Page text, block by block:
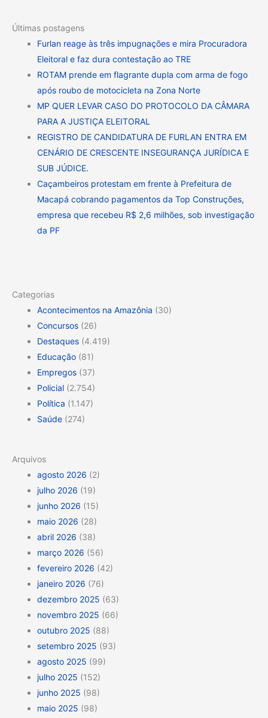
Últimas postagens
Furlan reage às três impugnações e mira Procuradora
Eleitoral e faz dura contestação ao TRE
ROTAM prende em flagrante dupla com arma de fogo
após roubo de motocicleta na Zona Norte
MP QUER LEVAR CASO DO PROTOCOLO DA CÂMARA
PARA A JUSTIÇA ELEITORAL
REGISTRO DE CANDIDATURA DE FURLAN ENTRA EM
CENÁRIO DE CRESCENTE INSEGURANÇA JURÍDICA E
SUB JÚDICE.
Caçambeiros protestam em frente à Prefeitura de
Macapá cobrando pagamentos da Top Construções,
empresa que recebeu R$ 2,6 milhões, sob investigação
da PF
Categorias
Acontecimentos na Amazônia (30)
Concursos (26)
Destaques (4.419)
Educação (81)
Empregos (37)
Policial (2.754)
Política (1.147)
Saúde (274)
Arquivos
agosto 2026 (2)
julho 2026 (19)
junho 2026 (15)
maio 2026 (28)
abril 2026 (38)
março 2026 (56)
fevereiro 2026 (42)
janeiro 2026 (76)
dezembro 2025 (63)
novembro 2025 (66)
outubro 2025 (88)
setembro 2025 (93)
agosto 2025 (99)
julho 2025 (152)
junho 2025 (98)
maio 2025 (98)